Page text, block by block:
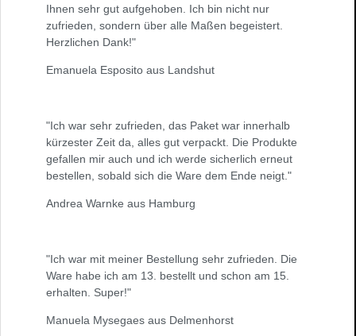
Ihnen sehr gut aufgehoben. Ich bin nicht nur
zufrieden, sondern über alle Maßen begeistert.
Herzlichen Dank!"
Emanuela Esposito aus Landshut
"Ich war sehr zufrieden, das Paket war innerhalb
kürzester Zeit da, alles gut verpackt. Die Produkte
gefallen mir auch und ich werde sicherlich erneut
bestellen, sobald sich die Ware dem Ende neigt."
Andrea Warnke aus Hamburg
"Ich war mit meiner Bestellung sehr zufrieden. Die
Ware habe ich am 13. bestellt und schon am 15.
erhalten. Super!"
Manuela Mysegaes aus Delmenhorst